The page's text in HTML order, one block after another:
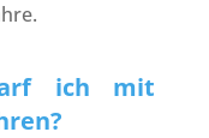
ich mit